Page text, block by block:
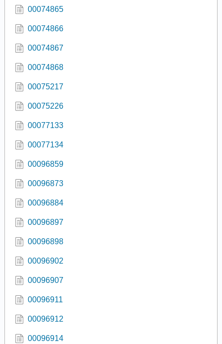
00074865
00074866
00074867
00074868
00075217
00075226
00077133
00077134
00096859
00096873
00096884
00096897
00096898
00096902
00096907
00096911
00096912
00096914